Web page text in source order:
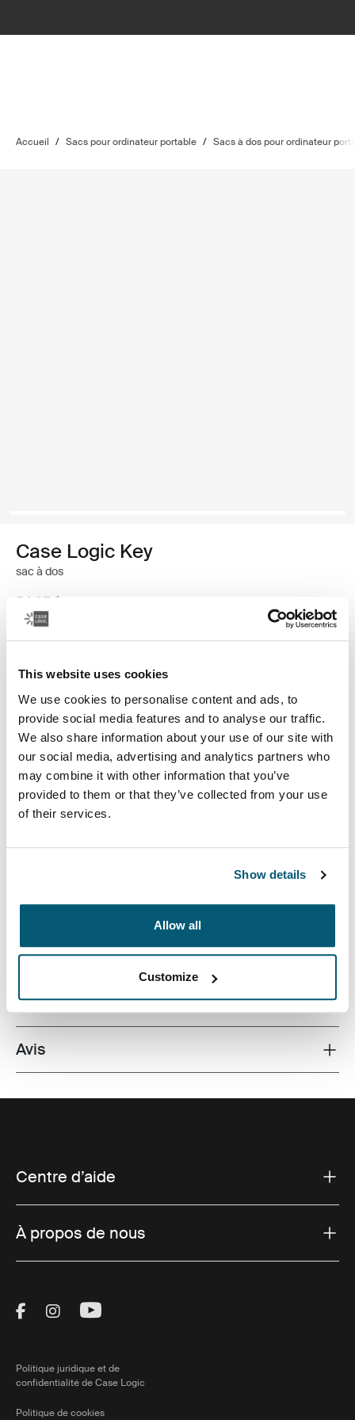
This website uses cookies
We use cookies to personalise content and ads, to
provide social media features and to analyse our traffic.
We also share information about your use of our site with
our social media, advertising and analytics partners who
may combine it with other information that you’ve
provided to them or that they’ve collected from your use
of their services.
Show details
Allow all
Customize
Accueil / Sacs pour ordinateur portable / Sacs à dos pour ordinateur
Case Logic Key
sac à dos
54,95 $
Sac à dos professionnel avec une pochette de
Toggle features
Toutes les caractéristiques
Toggle techspec
Caractéristiques techniques
Toggle overview
Avis
Centre d’aide
À propos de nous
Visit Thule on Facebook (external link)
Visit Thule on Instagram (external link)
Visit Thule on Youtube (external
Politique juridique et de
confidentialité de Case Logic
Politique de cookies